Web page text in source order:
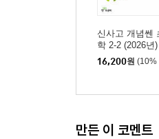
신사고 개념쎈
학 2-2 (2026년)
16,200원 (10%
만든 이 코멘트